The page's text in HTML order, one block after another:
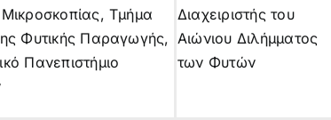
Τμήμα
Φυτικής Παραγωγής,
Πανεπιστήμιο
Διαχειριστής του
Αιώνιου Διλήμματος
των Φυτών